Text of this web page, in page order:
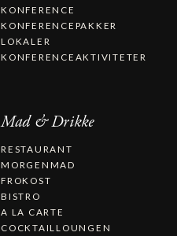
KONFERENCE
KONFERENCEPAKKER
LOKALER
KONFERENCEAKTIVITETER
Mad & Drikke
RESTAURANT
MORGENMAD
FROKOST
BISTRO
A LA CARTE
COCKTAILLOUNGEN